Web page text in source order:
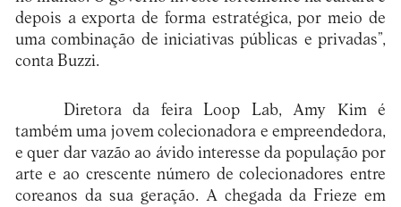
depois a exporta de forma estratégica, por meio de
uma combinação de iniciativas públicas e privadas”,
conta Buzzi.
Diretora da feira Loop Lab, Amy Kim é
também uma jovem colecionadora e empreendedora,
e quer dar vazão ao ávido interesse da população por
arte e ao crescente número de colecionadores entre
coreanos da sua geração. A chegada da Frieze em